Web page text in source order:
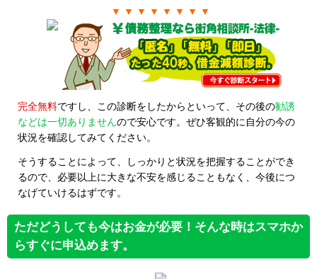
▼ ▼ ▼ ▼ ▼ ▼ ▼ ▼
完全無料ですし、この診断をしたからといって、その後の勧誘
などは一切ありませんので安心です。ぜひ客観的に自分の今の
状況を確認してみてください。
そうすることによって、しっかりと状況を把握することができ
るので、必要以上に大きな不安を感じることもなく、今後につ
なげていけるはずです。
ただどうしても今はお金が必要！そんな時はスマホか
らすぐに申込めます。